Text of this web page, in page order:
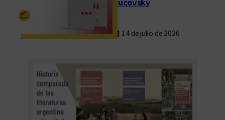
Rucovsky
14 de julio de 2026